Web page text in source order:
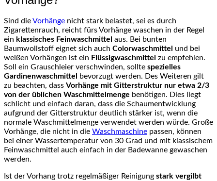
Sind dieVorhänge nicht stark belastet, sei es durch
Zigarettenrauch, reicht fürs Vorhänge waschen in der Regel
ein klassisches Feinwaschmittel aus. Bei bunten
Baumwollstoff eignet sich auch Colorwaschmittel
und bei
weißen Vorhängen ist ein Flüssigwaschmittel zu empfehlen.
Soll ein Grauschleier verschwinden, sollte spezielles
Gardinenwaschmittel
bevorzugt werden. Des Weiteren gilt
zu beachten, dass Vorhänge mit Gitterstruktur nur etwa 2/3
von der üblichen Waschmittelmenge benötigen. Dies liegt
schlicht und einfach daran, dass die Schaumentwicklung
aufgrund der Gitterstruktur deutlich stärker ist, wenn die
normale Waschmittelmenge verwendet werden würde. Große
Vorhänge, die nicht in die Waschmaschine passen, können
bei einer Wassertemperatur von 30 Grad und mit klassischem
Feinwaschmittel auch einfach in der Badewanne gewaschen
werden.
Ist der Vorhang trotz regelmäßiger Reinigung stark vergilbt